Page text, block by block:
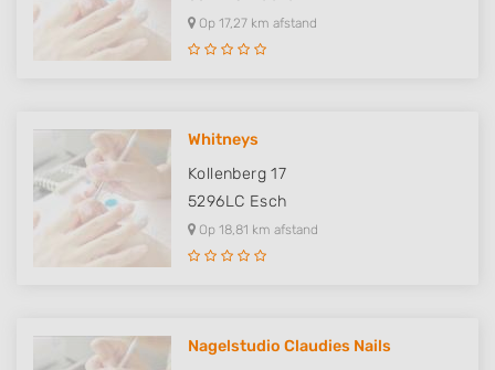
Op 17,27 km afstand
Whitneys
Kollenberg 17
5296LC Esch
Op 18,81 km afstand
Nagelstudio Claudies Nails